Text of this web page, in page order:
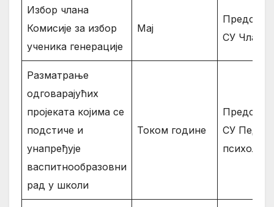
Избор члана
Комисије за избор
ученика генерације
Мај
СУ
Разматрање
одговарајућих
пројеката којима се
подстиче и
унапређује
васпитнообразовни
рад у школи
Током године
СУ
психолог